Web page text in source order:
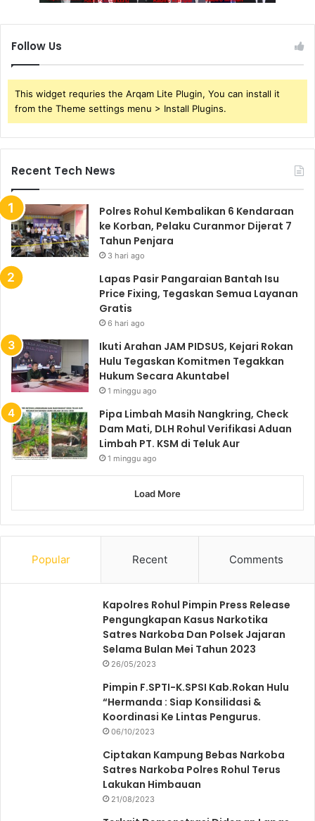
Follow Us
This widget requries the Arqam Lite Plugin, You can install it
from the Theme settings menu > Install Plugins.
Recent Tech News
Polres Rohul Kembalikan 6 Kendaraan
ke Korban, Pelaku Curanmor Dijerat 7
Tahun Penjara
3 hari ago
Lapas Pasir Pangaraian Bantah Isu
Price Fixing, Tegaskan Semua Layanan
Gratis
6 hari ago
Ikuti Arahan JAM PIDSUS, Kejari Rokan
Hulu Tegaskan Komitmen Tegakkan
Hukum Secara Akuntabel
1 minggu ago
Pipa Limbah Masih Nangkring, Check
Dam Mati, DLH Rohul Verifikasi Aduan
Limbah PT. KSM di Teluk Aur
1 minggu ago
Load More
Popular Recent Comments
Kapolres Rohul Pimpin Press Release
Pengungkapan Kasus Narkotika
Satres Narkoba Dan Polsek Jajaran
Selama Bulan Mei Tahun 2023
26/05/2023
Pimpin F.SPTI-K.SPSI Kab.Rokan Hulu
“Hermanda : Siap Konsilidasi &
Koordinasi Ke Lintas Pengurus.
06/10/2023
Ciptakan Kampung Bebas Narkoba
Satres Narkoba Polres Rohul Terus
Lakukan Himbauan
21/08/2023